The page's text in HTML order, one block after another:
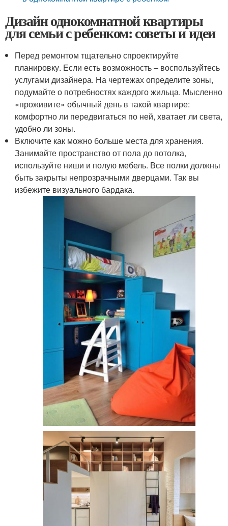
Дизайн однокомнатной квартиры
для семьи с ребенком: советы и идеи
Перед ремонтом тщательно спроектируйте
планировку. Если есть возможность – воспользуйтесь
услугами дизайнера. На чертежах определите зоны,
подумайте о потребностях каждого жильца. Мысленно
«проживите» обычный день в такой квартире:
комфортно ли передвигаться по ней, хватает ли света,
удобно ли зоны.
Включите как можно больше места для хранения.
Занимайте пространство от пола до потолка,
используйте ниши и полую мебель. Все полки должны
быть закрыты непрозрачными дверцами. Так вы
избежите визуального бардака.